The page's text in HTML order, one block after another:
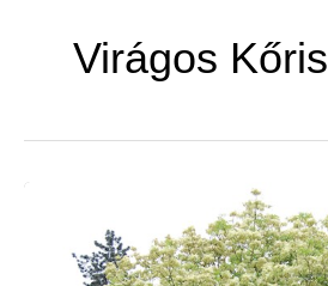
Virágos Kőris